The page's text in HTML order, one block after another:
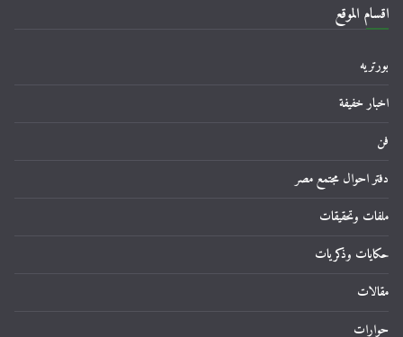
اقسام الموقع
بورتريه
اخبار خفيفة
فن
دفتر احوال مجتمع مصر
ملفات وتحقيقات
حكايات وذكريات
مقالات
حوارات